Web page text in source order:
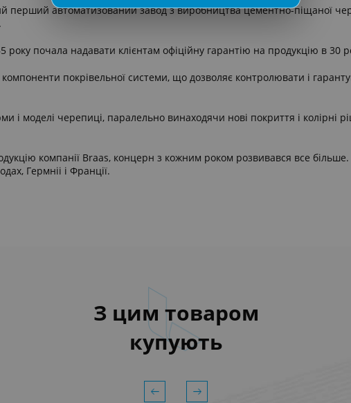
перший автоматизований завод з виробництва цементно-піщаної
року почала надавати клієнтам офіційну гарантію на продукцію в 30
покрівельної системи, що дозволяє контролювати і
і моделі черепиці, паралельно винаходячи нові покриття і колірні
компанії Braas, концерн з кожним роком розвивався все більше.
Гермніі і Франції.
З цим товаром
купують